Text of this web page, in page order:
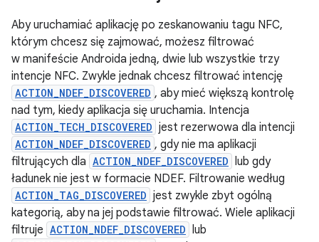
Aby uruchamiać aplikację po zeskanowaniu tagu NFC,
którym chcesz się zajmować, możesz filtrować
w manifeście Androida jedną, dwie lub wszystkie trzy
intencje NFC. Zwykle jednak chcesz filtrować intencję
ACTION_NDEF_DISCOVERED , aby mieć większą kontrolę
nad tym, kiedy aplikacja się uruchamia. Intencja
ACTION_TECH_DISCOVERED jest rezerwowa dla intencji
ACTION_NDEF_DISCOVERED , gdy nie ma aplikacji
filtrujących dla ACTION_NDEF_DISCOVERED lub gdy
ładunek nie jest w formacie NDEF. Filtrowanie według
ACTION_TAG_DISCOVERED jest zwykle zbyt ogólną
kategorią, aby na jej podstawie filtrować. Wiele aplikacji
filtruje ACTION_NDEF_DISCOVERED lub